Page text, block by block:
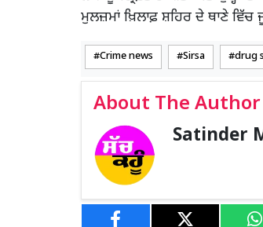
ਮੁਲਜ਼ਮਾਂ ਖ਼ਿਲਾਫ਼ ਸ਼ਹਿਰ ਦੇ ਥਾਣੇ
Crime news Sirsa drug
About The Author
Satinder